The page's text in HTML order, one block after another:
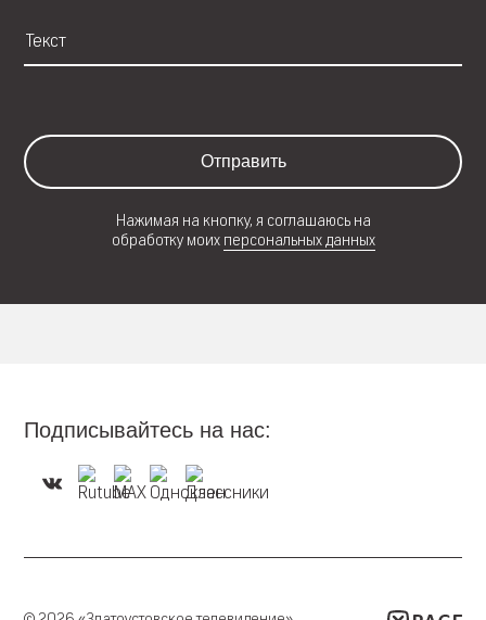
Отправить
Нажимая на кнопку, я соглашаюсь на
обработку моих персональных данных
Подписывайтесь на нас: